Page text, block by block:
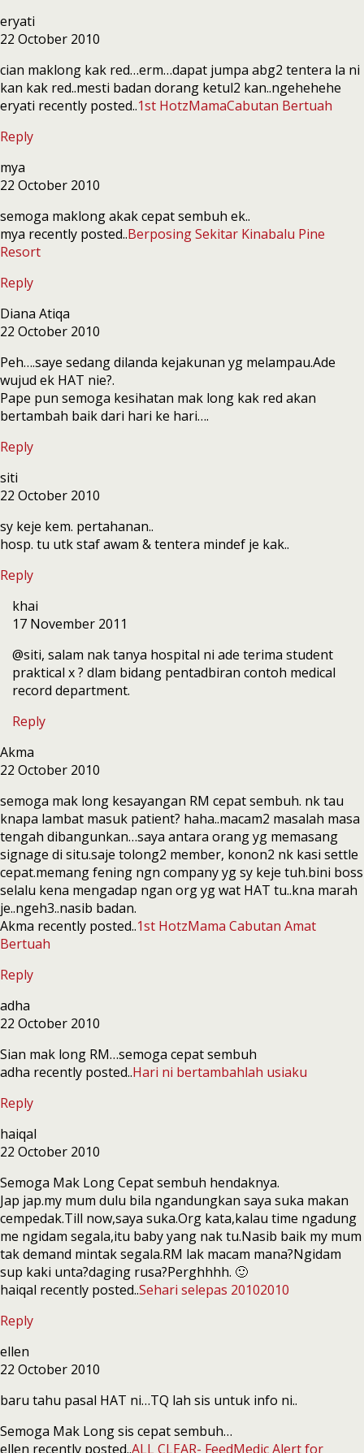
eryati
22 October 2010
cian maklong kak red…erm…dapat jumpa abg2 tentera la ni
kan kak red..mesti badan dorang ketul2 kan..ngehehehe
eryati recently posted..1st HotzMamaCabutan Bertuah
Reply
mya
22 October 2010
semoga maklong akak cepat sembuh ek..
mya recently posted..Berposing Sekitar Kinabalu Pine
Resort
Reply
Diana Atiqa
22 October 2010
Peh….saye sedang dilanda kejakunan yg melampau.Ade
wujud ek HAT nie?.
Pape pun semoga kesihatan mak long kak red akan
bertambah baik dari hari ke hari….
Reply
siti
22 October 2010
sy keje kem. pertahanan..
hosp. tu utk staf awam & tentera mindef je kak..
Reply
khai
17 November 2011
@siti, salam nak tanya hospital ni ade terima student
praktical x ? dlam bidang pentadbiran contoh medical
record department.
Reply
Akma
22 October 2010
semoga mak long kesayangan RM cepat sembuh. nk tau
knapa lambat masuk patient? haha..macam2 masalah masa
tengah dibangunkan…saya antara orang yg memasang
signage di situ.saje tolong2 member, konon2 nk kasi settle
cepat.memang fening ngn company yg sy keje tuh.bini boss
selalu kena mengadap ngan org yg wat HAT tu..kna marah
je..ngeh3..nasib badan.
Akma recently posted..1st HotzMama Cabutan Amat
Bertuah
Reply
adha
22 October 2010
Sian mak long RM…semoga cepat sembuh
adha recently posted..Hari ni bertambahlah usiaku
Reply
haiqal
22 October 2010
Semoga Mak Long Cepat sembuh hendaknya.
Jap jap.my mum dulu bila ngandungkan saya suka makan
cempedak.Till now,saya suka.Org kata,kalau time ngadung
me ngidam segala,itu baby yang nak tu.Nasib baik my mum
tak demand mintak segala.RM lak macam mana?Ngidam
sup kaki unta?daging rusa?Perghhhh. 🙂
haiqal recently posted..Sehari selepas 20102010
Reply
ellen
22 October 2010
baru tahu pasal HAT ni…TQ lah sis untuk info ni..
Semoga Mak Long sis cepat sembuh…
ellen recently posted..ALL CLEAR- FeedMedic Alert for